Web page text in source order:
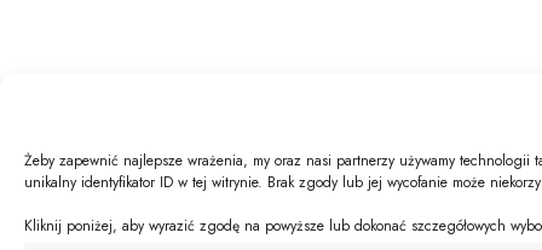
Żeby zapewnić najlepsze wrażenia, my oraz nasi partnerzy używamy
unikalny identyfikator ID w tej witrynie. Brak zgody lub jej wycofanie może
Kliknij poniżej, aby wyrazić zgodę na powyższe lub dokonać szczegółowych